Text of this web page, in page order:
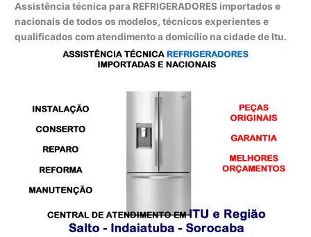
Assistência técnica para REFRIGERADORES importados e
nacionais de todos os modelos, técnicos experientes e
qualificados com atendimento a domicílio na cidade de Itu.